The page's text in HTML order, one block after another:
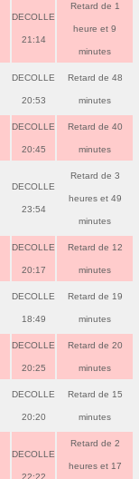
DECOLLE
21:14
Retard de 1
heure et 9
minutes
DECOLLE
20:53
Retard de 48
minutes
DECOLLE
20:45
Retard de 40
minutes
DECOLLE
23:54
Retard de 3
heures et 49
minutes
DECOLLE
20:17
Retard de 12
minutes
DECOLLE
18:49
Retard de 19
minutes
DECOLLE
20:25
Retard de 20
minutes
DECOLLE
20:20
Retard de 15
minutes
DECOLLE
22:22
Retard de 2
heures et 17